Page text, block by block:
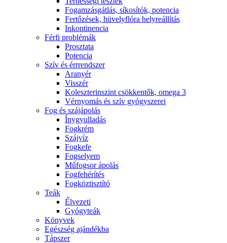
Fogamzásgátlás, síkosítók, potencia
Fertőzések, hüvelyflóra helyreállítás
Inkontinencia
Férfi problémák
Prosztata
Potencia
Szív és érrrendszer
Aranyér
Visszér
Koleszterinszint csökkentők, omega 3
Vérnyomás és szív gyógyszerei
Fog és szájápolás
Í́nygyulladás
Fogkrém
Szájvíz
Fogkefe
Fogselyem
Műfogsor ápolás
Fogfehérítés
Fogköztisztító
Teák
É́lvezeti
Gyógyteák
Könyvek
Egészség ajándékba
Tápszer